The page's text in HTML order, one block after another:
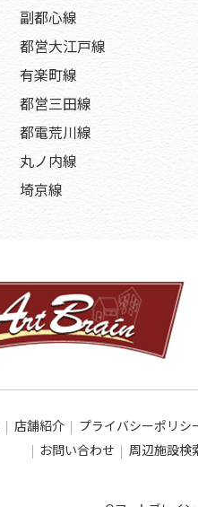
副都心線
都営大江戸線
有楽町線
都営三田線
都電荒川線
丸ノ内線
埼京線
店舗紹介 プライバシーポリシ
お問い合わせ
周辺施設検